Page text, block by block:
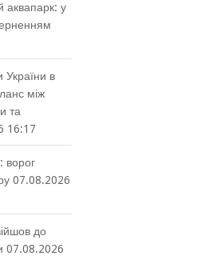
аквапарк: у
в
між
та
16:17
ворог
07.08.2026
до
07.08.2026